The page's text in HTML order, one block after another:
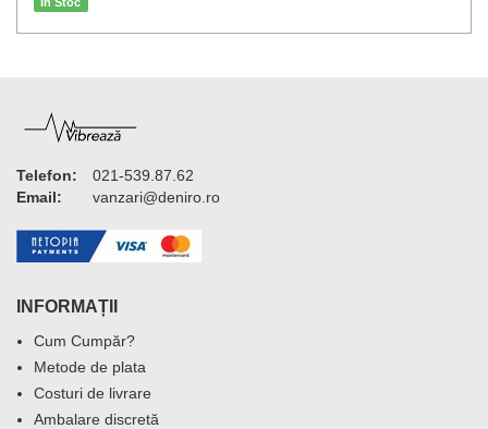
Telefon:
021-539.87.62
Email:
vanzari@deniro.ro
INFORMAȚII
Cum Cumpăr?
Metode de plata
Costuri de livrare
Ambalare discretă